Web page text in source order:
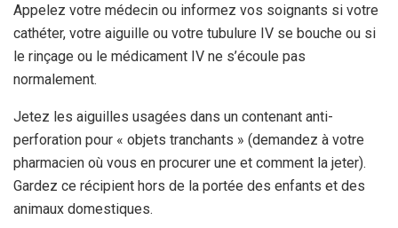
Appelez votre médecin ou informez vos soignants si votre
cathéter, votre aiguille ou votre tubulure IV se bouche ou si
le rinçage ou le médicament IV ne s’écoule pas
normalement.
Jetez les aiguilles usagées dans un contenant anti-
perforation pour « objets tranchants » (demandez à votre
pharmacien où vous en procurer une et comment la jeter).
Gardez ce récipient hors de la portée des enfants et des
animaux domestiques.